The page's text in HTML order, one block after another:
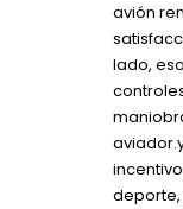
avión
lado,
deporte,